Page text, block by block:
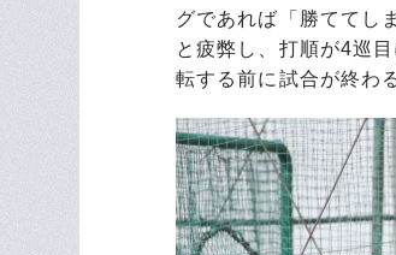
グであれば「勝ててし
と疲弊し、打順が4巡
転する前に試合が終わ